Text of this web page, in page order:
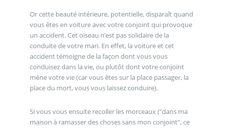
Or cette beauté intérieure, potentielle, disparaît quand
vous êtes en voiture avec votre conjoint qui provoque
un accident. Cet oiseau n’est pas solidaire de la
conduite de votre mari. En effet, la voiture et cet
accident témoigne de la façon dont vous vous
conduisez dans la vie, ou plutôt dont votre conjoint
mène votre vie (car vous êtes sur la place passager, la
place du mort, vous vous laissez conduire).
Si vous vous ensuite recoller les morceaux ("dans ma
maison à ramasser des choses sans mon conjoint", ce